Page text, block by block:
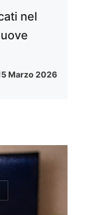
nel
Marzo 2026